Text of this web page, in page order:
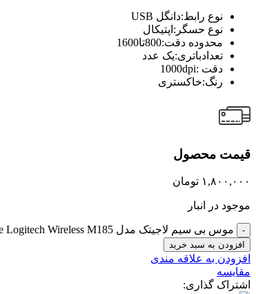
نوع رابط:دانگل USB
نوع حسگر:اپتیکال
محدوده دقت:800تا1600
تعدادباتری:یک عدد
دقت :1000dpi
رنگ:خاکستری
قیمت محصول
۱,۸۰۰,۰۰۰ تومان
موجود در انبار
موس بی سیم لاجیتک مدل Mouse Logitech Wireless M185 عدد
افزودن به سبد خرید
افزودن به علاقه مندی
مقایسه
اشتراک گذاری: